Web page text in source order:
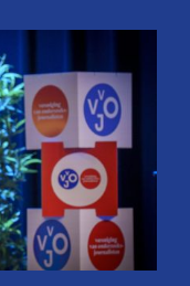
met
Dat kost
zij stress en
of
niet door.